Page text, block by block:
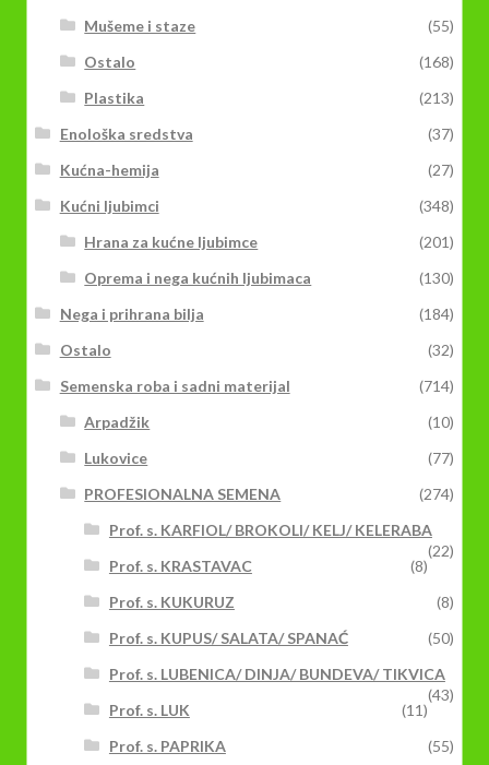
Mušeme i staze
(55)
Ostalo
(168)
Plastika
(213)
Enološka sredstva
(37)
Kućna-hemija
(27)
Kućni ljubimci
(348)
Hrana za kućne ljubimce
(201)
Oprema i nega kućnih ljubimaca
(130)
Nega i prihrana bilja
(184)
Ostalo
(32)
Semenska roba i sadni materijal
(714)
Arpadžik
(10)
Lukovice
(77)
PROFESIONALNA SEMENA
(274)
Prof. s. KARFIOL/ BROKOLI/ KELJ/ KELERABA
(22)
Prof. s. KRASTAVAC
(8)
Prof. s. KUKURUZ
(8)
Prof. s. KUPUS/ SALATA/ SPANAĆ
(50)
Prof. s. LUBENICA/ DINJA/ BUNDEVA/ TIKVICA
(43)
Prof. s. LUK
(11)
Prof. s. PAPRIKA
(55)